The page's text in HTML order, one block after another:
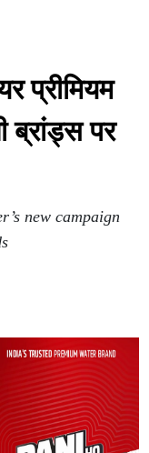
प्रीमियम
ब्रांड्स पर
new campaign